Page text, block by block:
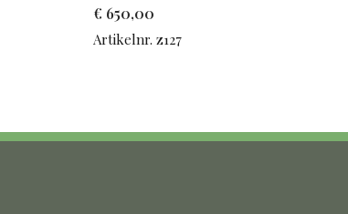
€ 650,00
Artikelnr. z127